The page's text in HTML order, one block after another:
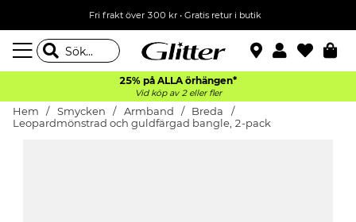
Fri frakt över 300 kr• Gratis retur i butik
25% på ALLA örhängen*
Vid köp av 2 eller fler
Hem Smycken Armband
Breda
Leopardmönstrad och guldfärgad bangle, 2-pack